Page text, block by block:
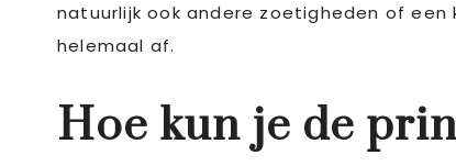
natuurlijk ook andere zoetigheden of
helemaal af.
Hoe kun je de